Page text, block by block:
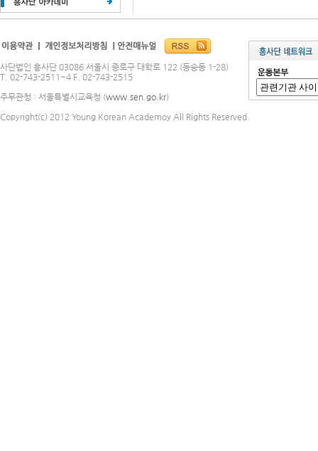
사단법인 흥사단 03086 서울시 종로구 대학로 122 (동숭동 1-28)
T. 02-743-2511~4 F. 02-743-2515
주무관청 : 서울특별시교육청 (www.sen.go.kr)
Copyright(c) 2012 Young Korean Academoy All Rights Reserved.